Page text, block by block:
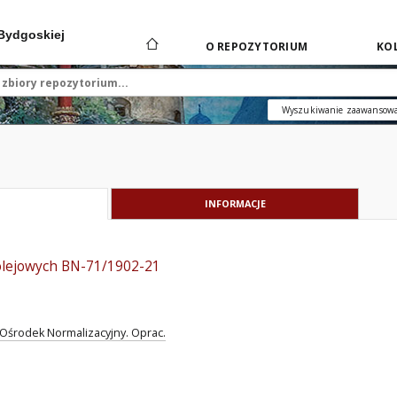
O REPOZYTORIUM
Wyszukiwanie
INFORMACJE
BN-71/1902-21
Normalizacyjny. Oprac.